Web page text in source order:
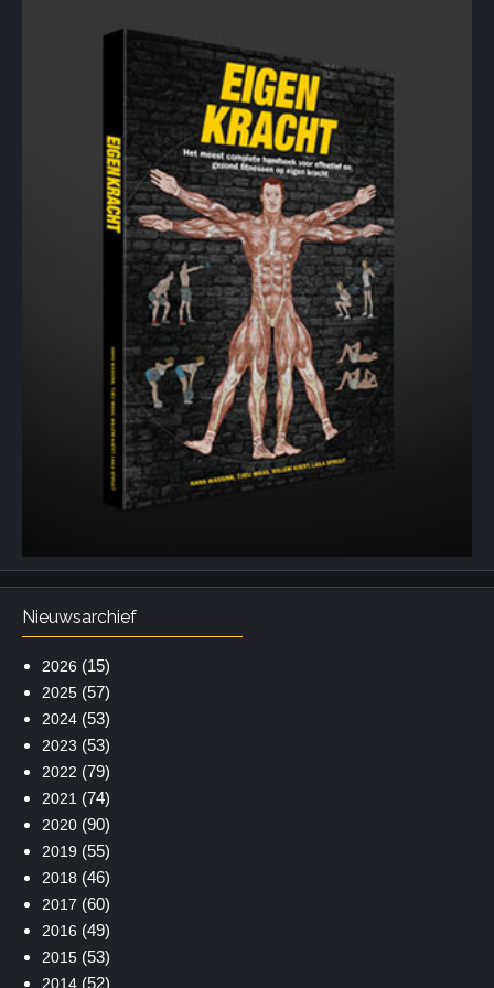
Nieuwsarchief
2026 (15)
2025(57)
2024(53)
2023 (53)
2022 (79)
2021 (74)
2020(90)
2019 (55)
2018 (46)
2017 (60)
2016 (49)
2015(53)
2014(52)